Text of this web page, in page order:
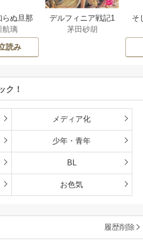
らぬ旦那
していた
ます
航璃
読み
デルフィニア戦記1
茅田砂胡
そ
ク！
メディア化
少年・青年
BL
お色気
履歴削除